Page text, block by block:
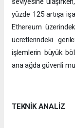
yüzde 125 artışa
Ethereum
ücretlerindeki
işlemlerin büyük
ana ağda güvenli
TEKNİK ANALİZ